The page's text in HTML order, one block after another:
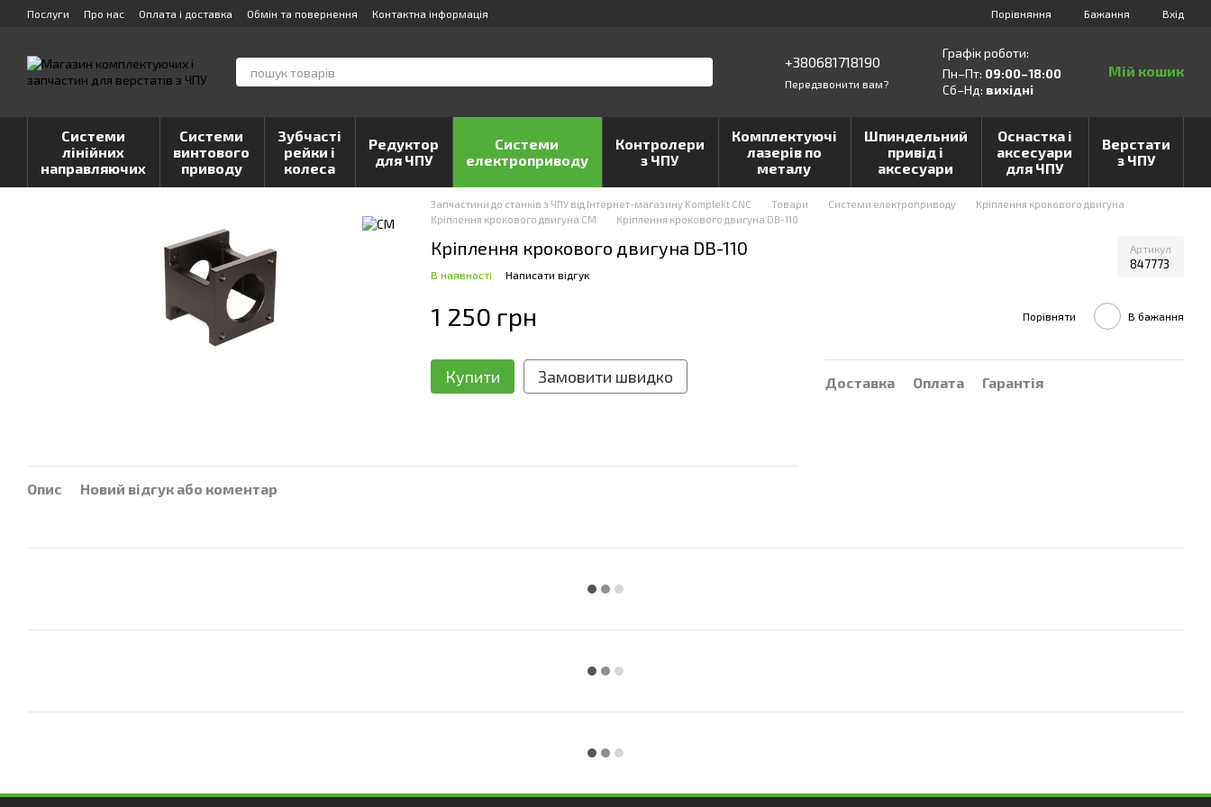
Перейти до основного контенту
Послуги Про нас Оплата і доставка Обмін та повернення Контактна інформація Порівняння Бажання Вхід
+380681718190
Передзвонити вам?
Графік роботи:
Пн–Пт: 09:00–18:00
Сб–Нд: вихідні
Мій кошик
Системи
лінійних
направляючих
Системи
винтового
приводу
Зубчасті
рейки і
колеса
Редуктор
для ЧПУ
Системи
електроприводу
Контролери
з ЧПУ
Комплектуючі
лазерів по
металу
Шпиндельний
привід і
аксесуари
Оснастка і
аксесуари
для ЧПУ
Верстати
з ЧПУ
Запчастини до станків з ЧПУ від Інтернет-магазину Komplekt CNC Товари Системи електроприводу
Кріплення крокового двигуна
Кріплення крокового двигуна CM
Кріплення крокового двигуна DB-110
Кріплення крокового двигуна DB-110 Артикул
847773
В наявності Написати відгук
1 250 грн Порівняти В бажання
Купити Замовити швидко Доставка Оплата Гарантія
Опис Новий відгук або коментар